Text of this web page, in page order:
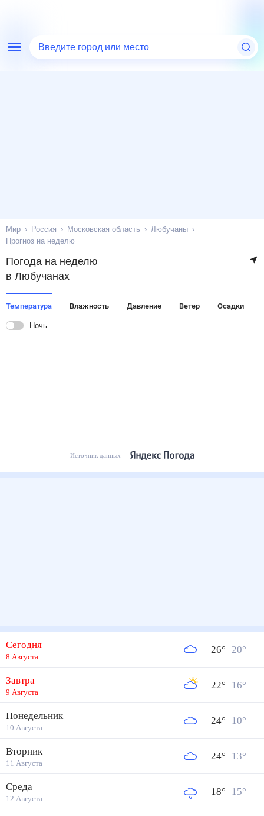
Введите город или место
Мир Россия Московская область
Любучаны
Прогноз на неделю
Погода на неделю
в Любучанах
Температура Влажность Давление Ветер Осадки
Ночь
Источник данных
Сегодня
8 Августа
26° 20°
Завтра
9 Августа
22° 16°
Понедельник
10 Августа
24° 10°
Вторник
11 Августа
24° 13°
Среда
12 Августа
18° 15°